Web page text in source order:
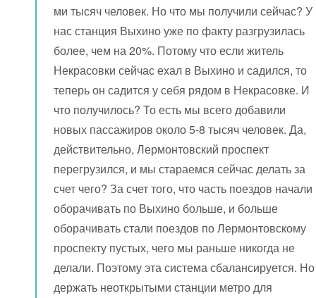
ми тысяч человек. Но что мы получили сейчас? У
нас станция Выхино уже по факту разгрузилась
более, чем на 20%. Потому что если житель
Некрасовки сейчас ехал в Выхино и садился, то
теперь он садится у себя рядом в Некрасовке. И
что получилось? То есть мы всего добавили
новых пассажиров около 5-8 тысяч человек. Да,
действительно, Лермонтовский проспект
перегрузился, и мы стараемся сейчас делать за
счет чего? За счет того, что часть поездов начали
оборачивать по Выхино больше, и больше
оборачивать стали поездов по Лермонтовскому
проспекту пустых, чего мы раньше никогда не
делали. Поэтому эта система сбалансируется. Но
держать неоткрытыми станции метро для